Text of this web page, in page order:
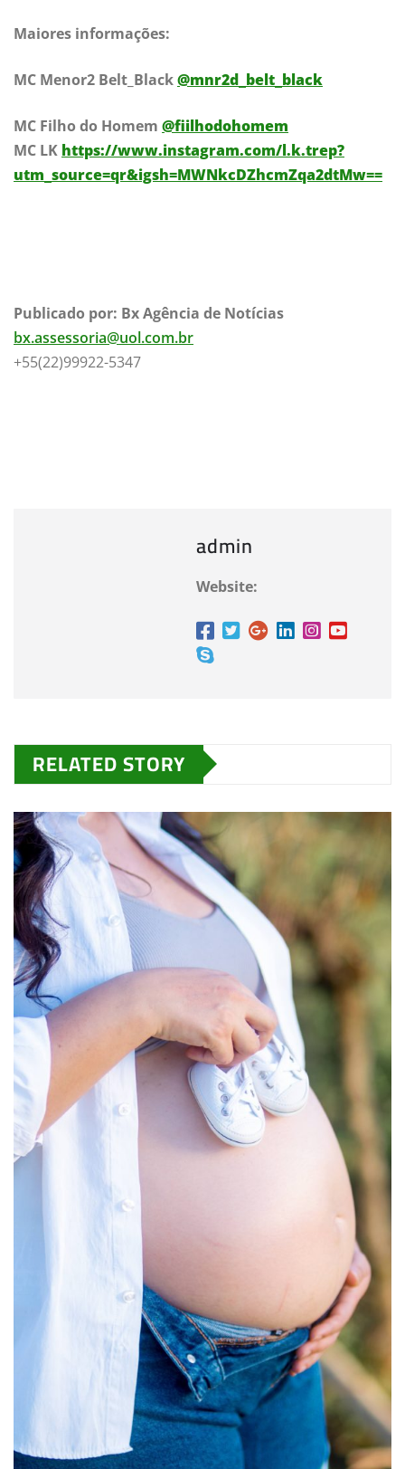
Maiores informações:
MC Menor2 Belt_Black@mnr2d_belt_black
MC Filho do Homem @fiilhodohomem
MC LK https://www.instagram.com/l.k.trep?
utm_source=qr&igsh=MWNkcDZhcmZqa2dtMw==
Publicado por: Bx Agência de Notícias
bx.assessoria@uol.com.br
+55(22)99922-5347
admin
Website:
RELATED STORY